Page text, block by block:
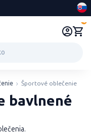
Športové oblečenie
bavlnené